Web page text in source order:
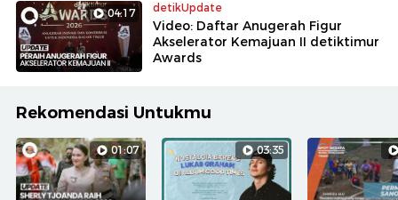
04:17 detikUpdate
Video: Daftar Anugerah Figur
Akselerator Kemajuan II detiktimur
Awards
Rekomendasi Untukmu
01:07 03:35